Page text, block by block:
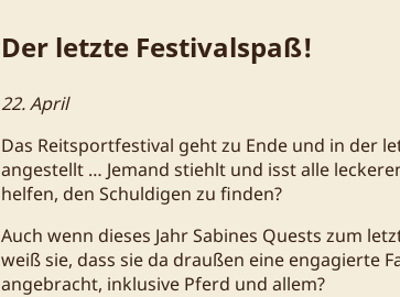
Der letzte Festivalspaß!
22. April
Das Reitsportfestival geht zu Ende und in der
angestellt … Jemand stiehlt und isst alle
helfen, den Schuldigen zu finden?
Auch wenn dieses Jahr Sabines Quests zum
weiß sie, dass sie da draußen eine engagierte
angebracht, inklusive Pferd und allem?